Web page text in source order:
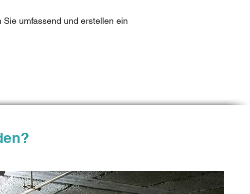
umfassend und erstellen ein